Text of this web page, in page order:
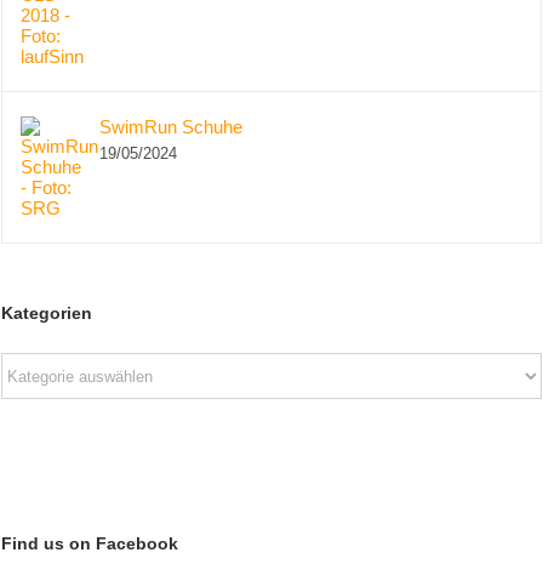
SwimRun Schuhe
19/05/2024
Kategorien
Kategorien
Find us on Facebook